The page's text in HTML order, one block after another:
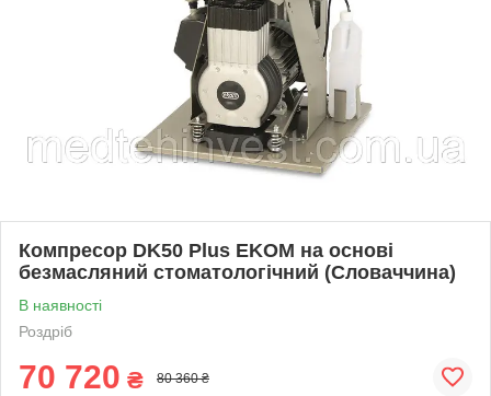
Компресор DK50 Plus EKOM на основі
безмасляний стоматологічний (Словаччина)
В наявності
Роздріб
70 720 ₴ 80 360 ₴